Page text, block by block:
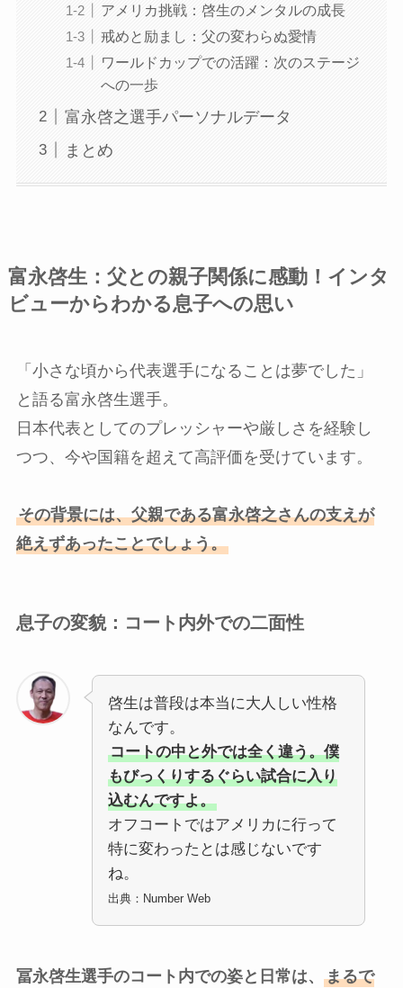
アメリカ挑戦：啓生のメンタルの成長
戒めと励まし：父の変わらぬ愛情
ワールドカップでの活躍：次のステージ
への一歩
富永啓之選手パーソナルデータ
まとめ
富永啓生：父との親子関係に感動！インタ
ビューからわかる息子への思い
「小さな頃から代表選手になることは夢でした」
と語る富永啓生選手。
日本代表としてのプレッシャーや厳しさを経験し
つつ、今や国籍を超えて高評価を受けています。
その背景には、父親である富永啓之さんの支えが
絶えずあったことでしょう。
息子の変貌：コート内外での二面性
啓生は普段は本当に大人しい性格
なんです。
コートの中と外では全く違う。僕
もびっくりするぐらい試合に入り
込むんですよ。
オフコートではアメリカに行って
特に変わったとは感じないです
ね。
出典：Number Web
冨永啓生選手のコート内での姿と日常は、 まるで